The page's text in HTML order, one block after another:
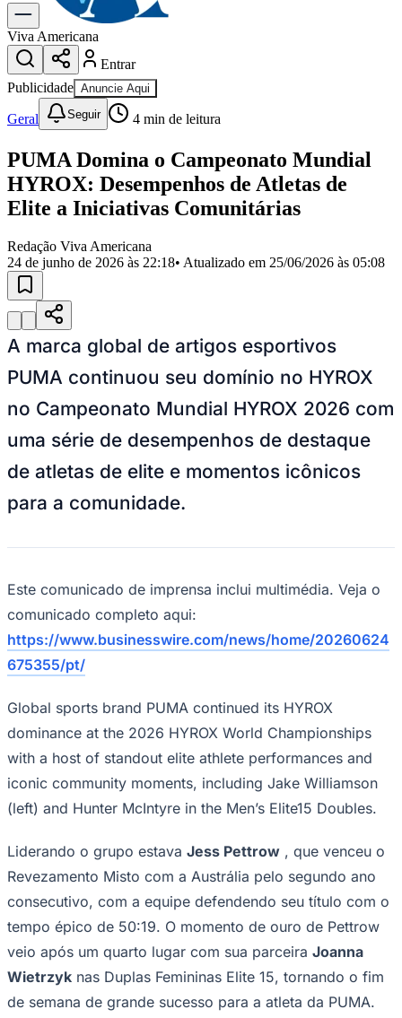
Cinema & Shows
Para Sua Empresa
Anuncie no Portal
Cadastrar Empresa
Divulgar VagasNovo
Publicidade Legal
Eleições
Segurança
Saúde
Cultura
Obras
Educação
Bairros de Americana
CentroJardim Girassol
Namorados
Zanaga
Mathiensen Cariobinha Zanaga
Jardim
PaulistanoQuilombo
Para Sua Empresa
Anuncie no Portal
Guia de Empresas
Divulgar Vagas Novo
Publicidade Legal
Hub de Negócios
Guia Comercial
Selo Verificado
Agenda de Vestibulares
Panorama Econômico
Panorama Econômico
Para Sua Empresa
Verificar Empresa Novo
Anunciar VagasNovo
NBA
NFL
Fórmula 1
MLB
NHL
Vôlei
NBB
Competições de Futebol
Brasileirão Série A
Brasileirão Série B
Viva Americana
Entrar
Publicidade Anuncie Aqui
Geral Seguir 4 min de leitura
PUMA Domina o Campeonato Mundial
HYROX: Desempenhos de Atletas de
Elite a Iniciativas Comunitárias
Redação Viva Americana
24 de junho de 2026 às 22:18• Atualizado em 25/06/2026 às 05:08
A marca global de artigos esportivos
PUMA continuou seu domínio no HYROX
no Campeonato Mundial HYROX 2026 com
uma série de desempenhos de destaque
de atletas de elite e momentos icônicos
para a comunidade.
Este comunicado de imprensa inclui multimédia. Veja o
comunicado completo aqui:
https://www.businesswire.com/news/home/20260624
675355/pt/
Global sports brand PUMA continued its HYROX
dominance at the 2026 HYROX World Championships
with a host of standout elite athlete performances and
iconic community moments, including Jake Williamson
(left) and Hunter McIntyre in the Men’s Elite15 Doubles.
Liderando o grupo estava Jess Pettrow , que venceu o
Revezamento Misto com a Austrália pelo segundo ano
consecutivo, com a equipe defendendo seu título com o
tempo épico de 50:19. O momento de ouro de Pettrow
veio após um quarto lugar com sua parceira Joanna
Wietrzyk nas Duplas Femininas Elite 15, tornando o fim
de semana de grande sucesso para a atleta da PUMA.